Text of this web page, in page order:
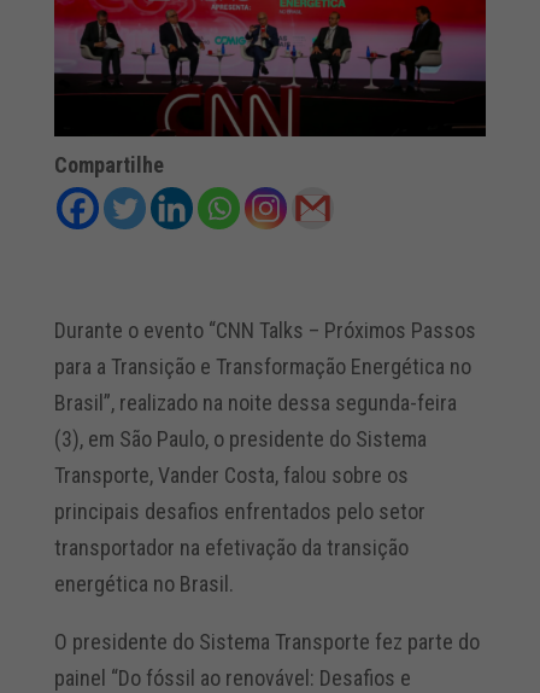
Compartilhe
Durante o evento “CNN Talks – Próximos Passos
para a Transição e Transformação Energética no
Brasil”, realizado na noite dessa segunda-feira
(3), em São Paulo, o presidente do Sistema
Transporte, Vander Costa, falou sobre os
principais desafios enfrentados pelo setor
transportador na efetivação da transição
energética no Brasil.
O presidente do Sistema Transporte fez parte do
painel “Do fóssil ao renovável: Desafios e